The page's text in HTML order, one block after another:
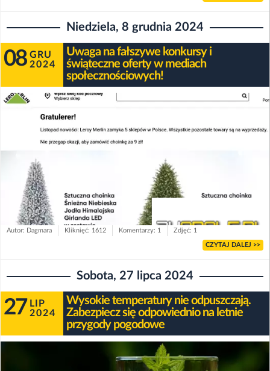
Niedziela, 8 grudnia 2024
08 GRU
2024
Uwaga na fałszywe konkursy i
świąteczne oferty w mediach
społecznościowych!
Autor: Dagmara Kliknięć: 1612 Komentarzy: 1 Zdjęć: 1
CZYTAJ DALEJ >>
Sobota, 27 lipca 2024
27 LIP
2024
Wysokie temperatury nie odpuszczają.
Zabezpiecz się odpowiednio na letnie
przygody pogodowe